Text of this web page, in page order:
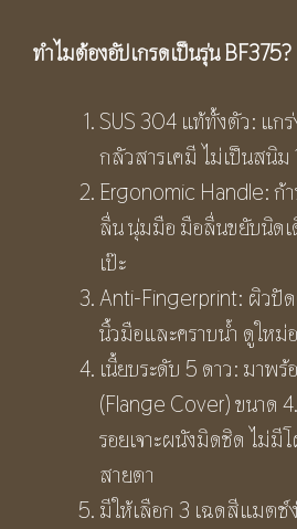
ทำไมต้องอัปเกรดเป็นรุ่นBF375?
SUS 304 แท้ทั้งตัว: แก
กลัวสารเคมี ไม่เป็นสนิ
Ergonomic Handle: ก้
ลื่น นุ่มมือ มือลื่นขยับนิด
เป๊ะ
Anti-Fingerprint: ผิวปั
นิ้วมือและคราบน้ำ ดูใหม่
เนี้ยบระดับ 5 ดาว: มาพ
(Flange Cover) ขนาด
รอยเจาะผนังมิดชิด ไม่มี
สายตา
มีให้เลือก 3 เฉดสีแมตช์